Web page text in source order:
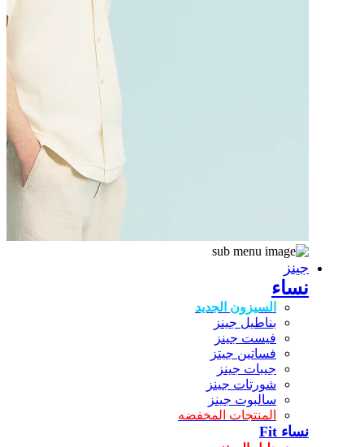
جينز
نساء
السيزون الجديد
بناطيل جينز
فيست جينز
فساتين جيتز
جيبات جينز
شورتات جينز
سالبوت جينز
المنتجات المخفضه
نساء Fit